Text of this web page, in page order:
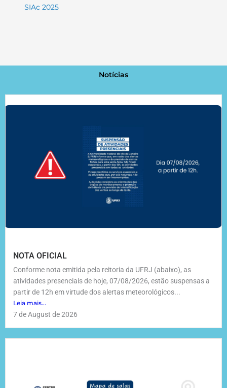
SIAc 2025
Notícias
NOTA OFICIAL
Conforme nota emitida pela reitoria da UFRJ (abaixo), as
atividades presenciais de hoje, 07/08/2026, estão suspensas a
partir de 12h em virtude dos alertas meteorológicos...
Leia mais...
7 de August de 2026